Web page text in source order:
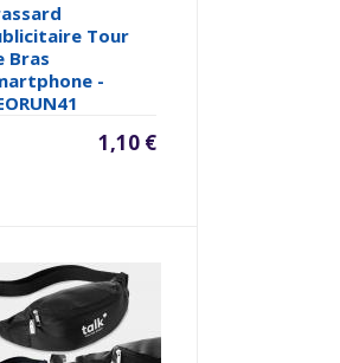
Tour
Bras
-
1,10 €